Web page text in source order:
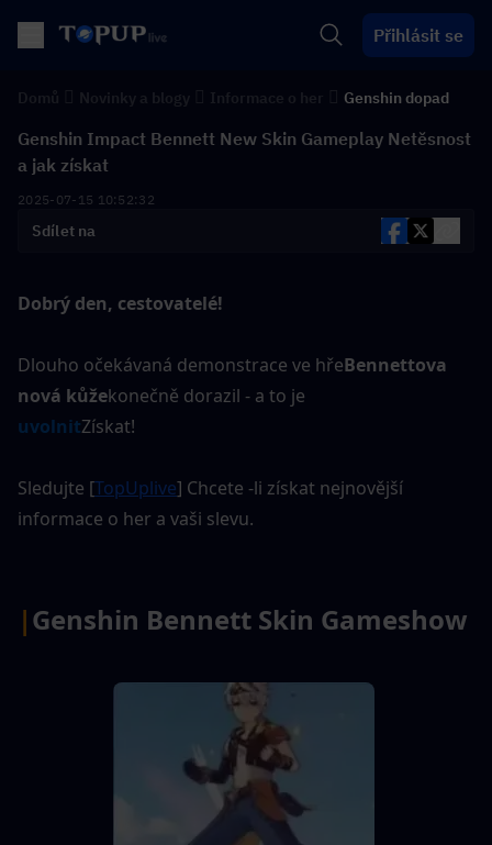
Přihlásit se
Genshin dopad
Genshin Impact Bennett New Skin Gameplay Netěsnost
a jak získat
2025-07-15 10:52:32
Sdílet na
Dobrý den, cestovatelé!
Dlouho očekávaná demonstrace ve hřeBennettova
nová kůžekonečně dorazil - a to je
uvolnitZískat!
Sledujte [TopUplive] Chcete -li získat nejnovější
informace o her a vaši slevu.
|Genshin Bennett Skin Gameshow